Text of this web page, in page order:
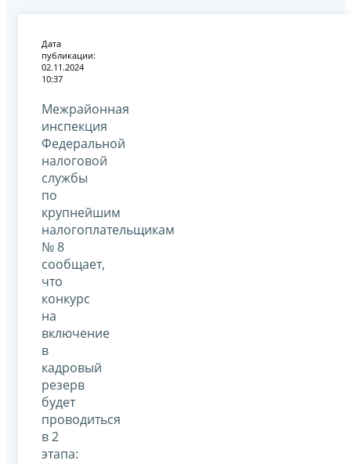
Дата
публикации:
02.11.2024
10:37
Межрайонная
инспекция
Федеральной
налоговой
службы
по
крупнейшим
налогоплательщикам
№ 8
сообщает,
что
конкурс
на
включение
в
кадровый
резерв
будет
проводиться
в 2
этапа: